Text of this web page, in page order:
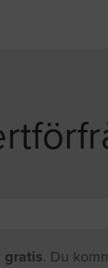
gratis. Du